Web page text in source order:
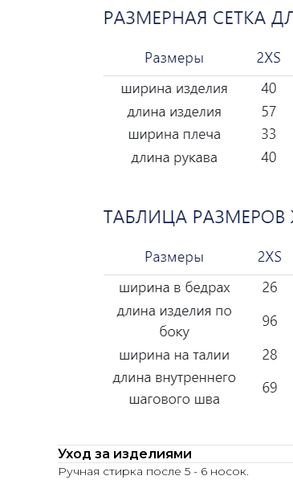
Уход за изделиями
Ручная стирка после 5 - 6 носок.